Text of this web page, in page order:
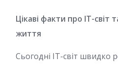
Цікаві факти про IT-світ
життя
Сьогодні IT-світ швидко